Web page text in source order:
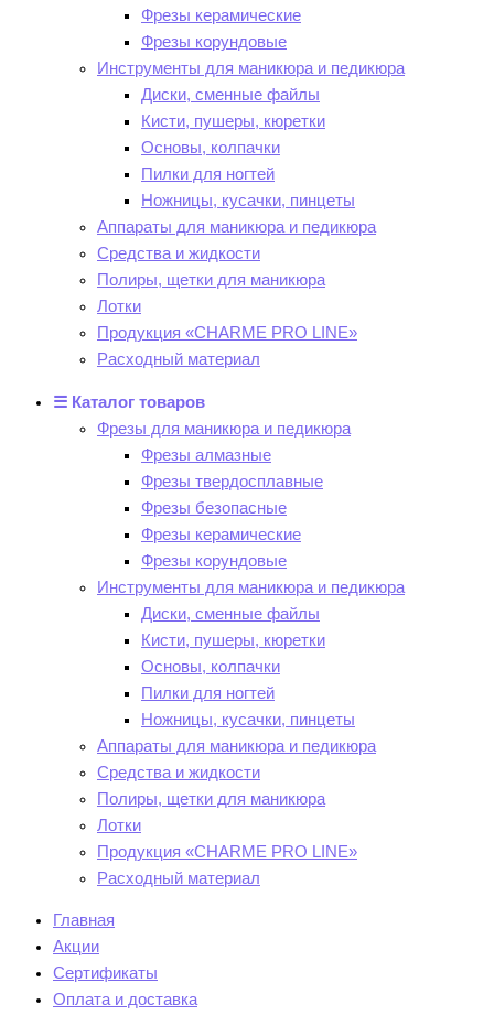
Фрезы керамические
Фрезы корундовые
Инструменты для маникюра и педикюра
Диски, сменные файлы
Кисти, пушеры, кюретки
Основы, колпачки
Пилки для ногтей
Ножницы, кусачки, пинцеты
Аппараты для маникюра и педикюра
Средства и жидкости
Полиры, щетки для маникюра
Лотки
Продукция «CHARME PRO LINE»
Расходный материал
☰ Каталог товаров
Фрезы для маникюра и педикюра
Фрезы алмазные
Фрезы твердосплавные
Фрезы безопасные
Фрезы керамические
Фрезы корундовые
Инструменты для маникюра и педикюра
Диски, сменные файлы
Кисти, пушеры, кюретки
Основы, колпачки
Пилки для ногтей
Ножницы, кусачки, пинцеты
Аппараты для маникюра и педикюра
Средства и жидкости
Полиры, щетки для маникюра
Лотки
Продукция «CHARME PRO LINE»
Расходный материал
Главная
Акции
Сертификаты
Оплата и доставка